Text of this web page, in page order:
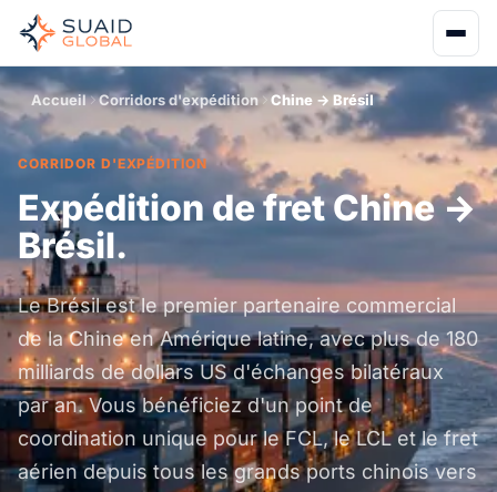
Accueil Corridors d'expédition Chine → Brésil
CORRIDOR D'EXPÉDITION
Expédition de fret Chine →
Brésil.
Le Brésil est le premier partenaire commercial
de la Chine en Amérique latine, avec plus de 180
milliards de dollars US d'échanges bilatéraux
par an. Vous bénéficiez d'un point de
coordination unique pour le FCL, le LCL et le fret
aérien depuis tous les grands ports chinois vers